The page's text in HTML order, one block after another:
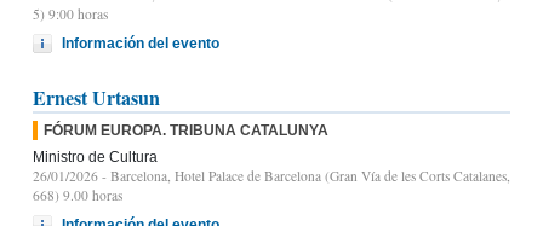
5) 9:00 horas
Información del evento
Ernest Urtasun
FÓRUM EUROPA. TRIBUNA CATALUNYA
Ministro de Cultura
26/01/2026 - Barcelona, Hotel Palace de Barcelona (Gran Vía de les Corts Catalanes,
668) 9.00 horas